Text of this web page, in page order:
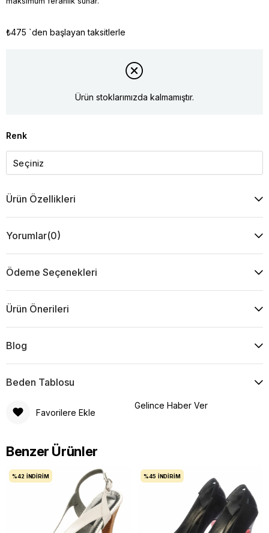
₺475 `den başlayan taksitlerle
Ürün stoklarımızda kalmamıştır.
Renk
Ürün Özellikleri
Yorumlar(0)
Ödeme Seçenekleri
Ürün Önerileri
Blog
Beden Tablosu
Favorilere Ekle
Gelince Haber Ver
Benzer Ürünler
%42 İNDIRIM %45 İNDIRIM